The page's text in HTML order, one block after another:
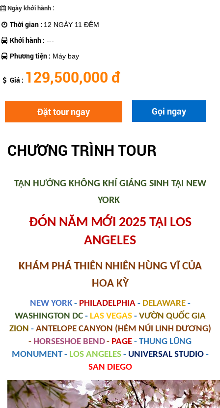
Ngày khởi hành :
Thời gian : 12 NGÀY 11 ĐÊM
Khởi hành : ---
Phương tiện : Máy bay
Giá : 129,500,000 đ
Đặt tour ngay Gọi ngay
CHƯƠNG TRÌNH TOUR
TẬN HƯỞNG KHÔNG KHÍ GIÁNG SINH TẠI NEW
YORK
ĐÓN NĂM MỚI 2025 TẠI LOS
ANGELES
KHÁM PHÁ THIÊN NHIÊN HÙNG VĨ CỦA
HOA KỲ
NEW YORK - PHILADELPHIA- DELAWARE-
WASHINGTON DC - LAS VEGAS - VƯỜN QUỐC GIA
ZION - ANTELOPE CANYON (HẺM NÚI LINH DƯƠNG)
- HORSESHOE BEND- PAGE - THUNG LŨNG
MONUMENT - LOS ANGELES - UNIVERSAL STUDIO -
SAN DIEGO